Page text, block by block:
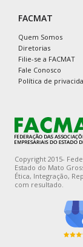
FACMAT
Quem Somos
Diretorias
Filie-se a FACMAT
Fale Conosco
Política de
Copyright 2015-
Estado do Mato
Ética, Integração,
com resultado.